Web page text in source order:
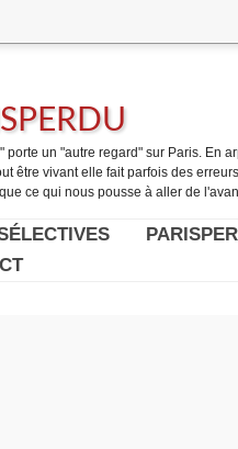
porte un "autre regard" sur Paris. En
être vivant elle fait parfois des
ce qui nous pousse à aller de